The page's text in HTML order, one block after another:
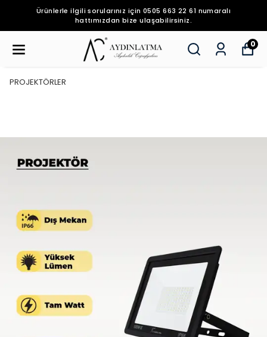
Ürünlerle ilgili sorularınız için 0505 663 22 61 numaralı
hattımızdan bize ulaşabilirsiniz.
0
PROJEKTÖRLER